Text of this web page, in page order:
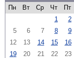
Пн
Вт Ср Чт Пт
1
2
5
6 7 8 9
12
13 14 15 16
19
20 21 22 23